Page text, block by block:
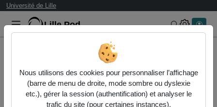
Université de Lille
Lille.Pod Rechercher
18 vidéos trouvées
Vidéo Statistiques de vues
Nous utilisons des cookies pour personnaliser l’affichage
(barre de menu de droite, mode sombre ou dyslexie
etc.), gérer la session (authentification) et analyser le
trafic du site (pour certaines instances).